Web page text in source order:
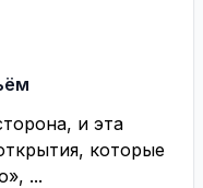
и эта
которые
...